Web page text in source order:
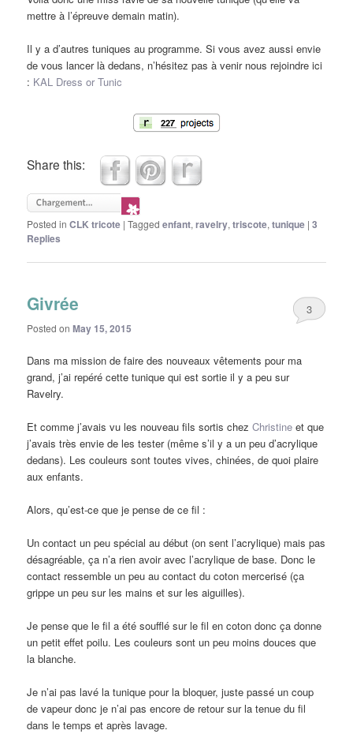
mettre à l’épreuve demain matin).
Il y a d’autres tuniques au programme. Si vous avez aussi envie
de vous lancer là dedans, n’hésitez pas à venir nous rejoindre ici
: KAL Dress or Tunic
Share this:
Posted in CLK tricote |Tagged enfant,ravelry,triscote,tunique |3
Replies
Givrée
Posted onMay 15, 2015
3
Dans ma mission de faire des nouveaux vêtements pour ma
grand, j’ai repéré cette tunique qui est sortie il y a peu sur
Ravelry.
Et comme j’avais vu les nouveau fils sortis chez Christineet que
j’avais très envie de les tester (même s’il y a un peu d’acrylique
dedans). Les couleurs sont toutes vives, chinées, de quoi plaire
aux enfants.
Alors, qu’est-ce que je pense de ce fil :
Un contact un peu spécial au début (on sent l’acrylique) mais pas
désagréable, ça n’a rien avoir avec l’acrylique de base. Donc le
contact ressemble un peu au contact du coton mercerisé (ça
grippe un peu sur les mains et sur les aiguilles).
Je pense que le fil a été soufflé sur le fil en coton donc ça donne
un petit effet poilu. Les couleurs sont un peu moins douces que
la blanche.
Je n’ai pas lavé la tunique pour la bloquer, juste passé un coup
de vapeur donc je n’ai pas encore de retour sur la tenue du fil
dans le temps et après lavage.